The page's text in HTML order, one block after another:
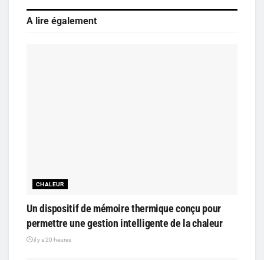
A lire également
CHALEUR
Un dispositif de mémoire thermique conçu pour
permettre une gestion intelligente de la chaleur
il y a 20 heures